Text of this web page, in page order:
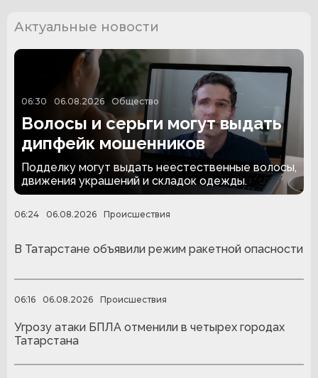
Актуальные новости
06:30 06.08.2026 Общество
Волосы и серьги могут выдать
дипфейк мошенников
Подделку могут выдать неестественные волосы,
движения украшений и складок одежды.
06:24 06.08.2026 Происшествия
В Татарстане объявили режим ракетной опасности
06:16 06.08.2026 Происшествия
Угрозу атаки БПЛА отменили в четырех городах
Татарстана